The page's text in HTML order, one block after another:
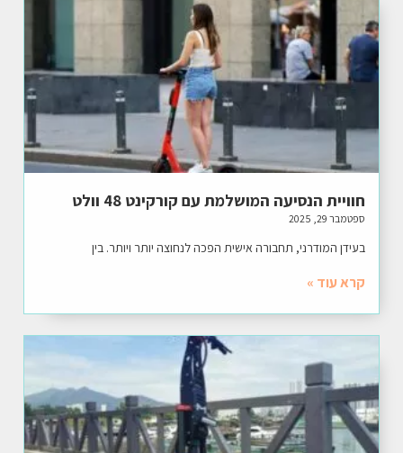
חוויית הנסיעה המושלמת עם קורקינט 48 וולט
ספטמבר 29, 2025
בעידן המודרני, תחבורה אישית הפכה לנחוצה יותר ויותר. בין
קרא עוד »